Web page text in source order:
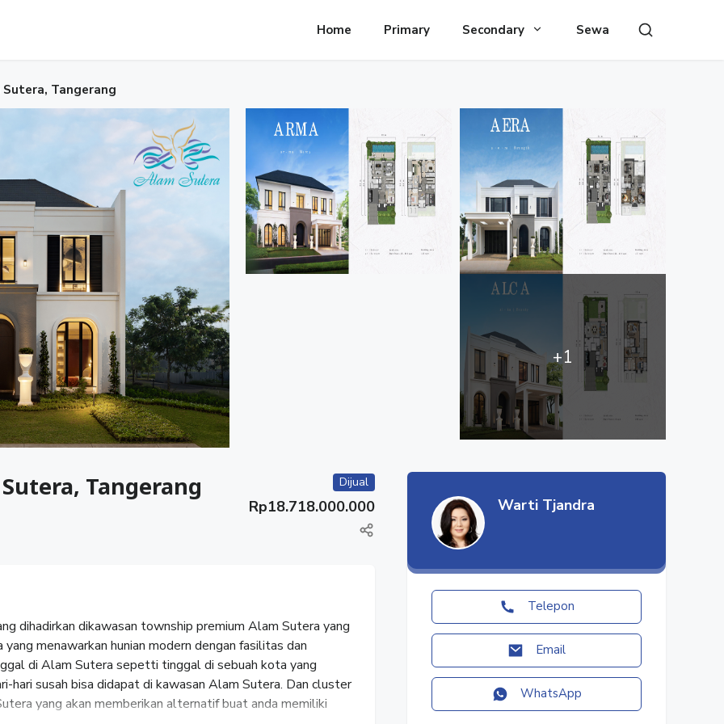
Home Primary Secondary Sewa
Sutera, Tangerang
+1
Tangerang Dijual
Rp18.718.000.000
dihadirkan dikawasan township premium Alam Sutera yang
menawarkan hunian modern dengan fasilitas dan
di Alam Sutera sepetti tinggal di sebuah kota yang
hari susah bisa didapat di kawasan Alam Sutera. Dan cluster
yang akan memberikan alternatif buat anda memiliki
Warti Tjandra
Telepon
Email
WhatsApp